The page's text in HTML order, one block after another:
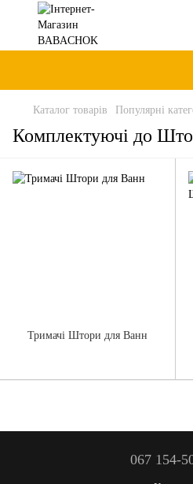
Каталог товарів Популярні
Комплектуючі до
Тримачі Штори для Ванн
067 154-